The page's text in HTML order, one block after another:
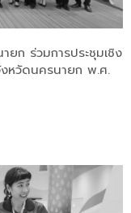
ก ร่วมการประชุมเชิง
หวัดนครนายก พ.ศ.